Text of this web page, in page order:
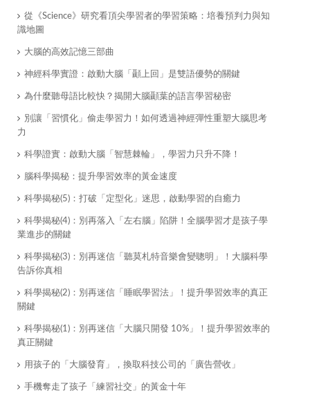
從《Science》研究看頂尖學習者的學習策略：培養預判力與知
識地圖
大腦的高效記憶三部曲
神經科學實證：啟動大腦「顳上回」是雙語優勢的關鍵
為什麼聽母語比較快？揭開大腦顳葉的語言學習秘密
別讓「習慣化」偷走學習力！如何透過神經彈性重塑大腦思考
力
科學證實：啟動大腦「智慧棘輪」，學習力只升不降！
腦科學揭秘：提升學習效率的黃金速度
科學揭秘(5)：打破「定型化」迷思，啟動學習的自癒力
科學揭秘(4)：別再落入「左右腦」陷阱！全腦學習才是孩子學
業進步的關鍵
科學揭秘(3)：別再迷信「聽莫札特音樂會變聰明」！大腦科學
告訴你真相
科學揭秘(2)：別再迷信「睡眠學習法」！提升學習效率的真正
關鍵
科學揭秘(1)：別再迷信「大腦只開發 10%」！提升學習效率的
真正關鍵
用孩子的「大腦發育」，換取科技公司的「廣告營收」
手機奪走了孩子「練習社交」的黃金十年